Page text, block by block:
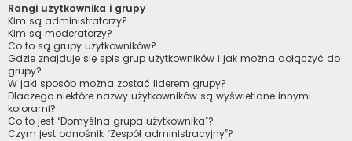
Rangi użytkownika i grupy
Kim są administratorzy?
Kim są moderatorzy?
Co to są grupy użytkowników?
Gdzie znajduje się spis grup użytkowników i jak można dołączyć do
grupy?
W jaki sposób można zostać liderem grupy?
Dlaczego niektóre nazwy użytkowników są wyświetlane innymi
kolorami?
Co to jest “Domyślna grupa użytkownika”?
Czym jest odnośnik “Zespół administracyjny”?